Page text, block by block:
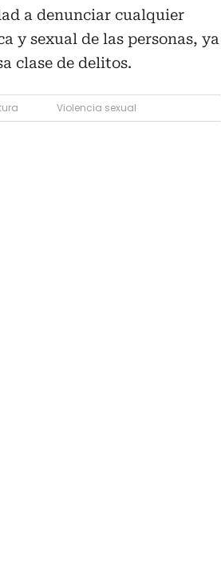
a denunciar cualquier
y sexual de las personas, ya
clase de delitos.
Violencia sexual